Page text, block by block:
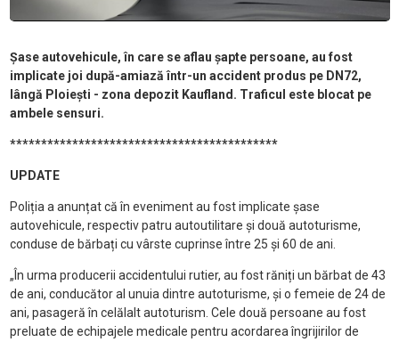
Șase autovehicule, în care se aflau șapte persoane, au fost
implicate joi după-amiază într-un accident produs pe DN72,
lângă Ploiești - zona depozit Kaufland. Traficul este blocat pe
ambele sensuri.
*******************************************
UPDATE
Poliția a anunțat că în eveniment au fost implicate șase
autovehicule, respectiv patru autoutilitare și două autoturisme,
conduse de bărbați cu vârste cuprinse între 25 și 60 de ani.
„În urma producerii accidentului rutier, au fost răniți un bărbat de 43
de ani, conducător al unuia dintre autoturisme, și o femeie de 24 de
ani, pasageră în celălalt autoturism. Cele două persoane au fost
preluate de echipajele medicale pentru acordarea îngrijirilor de